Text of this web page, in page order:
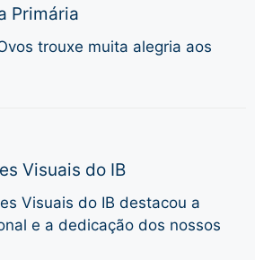
Primária
trouxe muita alegria aos
Visuais do IB
Visuais do IB destacou a
e a dedicação dos nossos